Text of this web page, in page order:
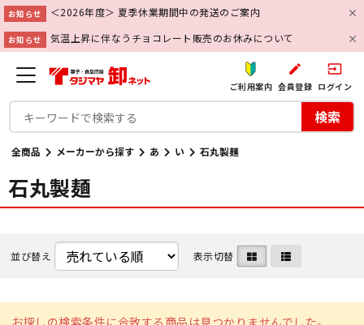
お知らせ ＜2026年度＞ 夏季休業期間中の発送のご案内
お知らせ 気温上昇に伴なうチョコレート販売のお休みについて
ご利用案内
create
会員登録
input
ログイン
検索
全商品 メーカーから探す あ い 石丸製麺
石丸製麺
並び替え 表示切替